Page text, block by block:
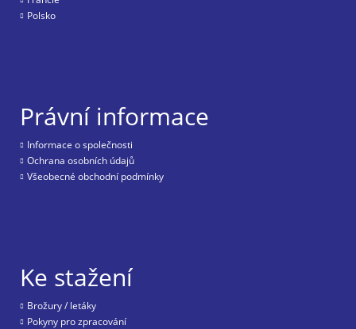
Polsko
Právní informace
Informace o společnosti
Ochrana osobních údajů
Všeobecné obchodní podmínky
Ke stažení
Brožury / letáky
Pokyny pro zpracování